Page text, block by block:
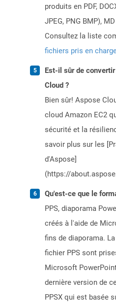
produits en PDF,
JPEG, PNG BMP),
Consultez la liste
fichiers pris en
Est-il sûr de
Cloud ?
Bien sûr! Aspose
cloud Amazon EC2
sécurité et la
savoir plus sur les
d'Aspose]
(https://
Qu'est-ce que le
PPS, diaporama
créés à l'aide de
fins de diaporama.
fichier PPS sont
Microsoft
dernière version de
PPSX qui est basée